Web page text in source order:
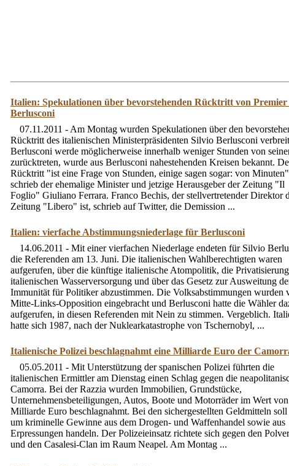
Italien: Spekulationen über bevorstehenden Rücktritt von Premier
Berlusconi
07.11.2011 - Am Montag wurden Spekulationen über den
Rücktritt des italienischen Ministerpräsidenten Silvio Berlusconi
Berlusconi werde möglicherweise innerhalb weniger Stunden von
zurücktreten, wurde aus Berlusconi nahestehenden Kreisen bekannt.
Rücktritt "ist eine Frage von Stunden, einige sagen sogar: von
schrieb der ehemalige Minister und jetzige Herausgeber der Zeitung "Il
Foglio" Giuliano Ferrara. Franco Bechis, der stellvertretender Direktor
Zeitung "Libero" ist, schrieb auf Twitter, die Demission ...
Italien: vierfache Abstimmungsniederlage für Berlusconi
14.06.2011 - Mit einer vierfachen Niederlage endeten für Silvio
die Referenden am 13. Juni. Die italienischen Wahlberechtigten waren
aufgerufen, über die künftige italienische Atompolitik, die
italienischen Wasserversorgung und über das Gesetz zur Ausweitung
Immunität für Politiker abzustimmen. Die Volksabstimmungen wurden
Mitte-Links-Opposition eingebracht und Berlusconi hatte die Wähler
aufgerufen, in diesen Referenden mit Nein zu stimmen. Vergeblich.
hatte sich 1987, nach der Nuklearkatastrophe von Tschernobyl, ...
Italienische Polizei beschlagnahmt eine Milliarde Euro der
05.05.2011 - Mit Unterstützung der spanischen Polizei führten die
italienischen Ermittler am Dienstag einen Schlag gegen die
Camorra. Bei der Razzia wurden Immobilien, Grundstücke,
Unternehmensbeteiligungen, Autos, Boote und Motorräder im Wert
Milliarde Euro beschlagnahmt. Bei den sichergestellten Geldmitteln soll
um kriminelle Gewinne aus dem Drogen- und Waffenhandel sowie aus
Erpressungen handeln. Der Polizeieinsatz richtete sich gegen den
und den Casalesi-Clan im Raum Neapel. Am Montag ...